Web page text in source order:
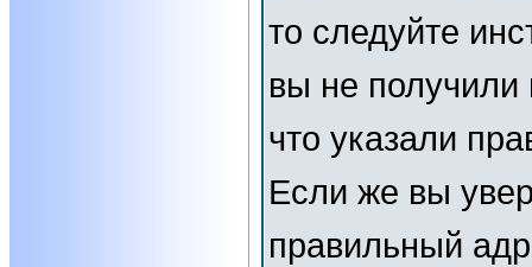
то следуйте
вы не получили
что указали
Если же вы
правильный